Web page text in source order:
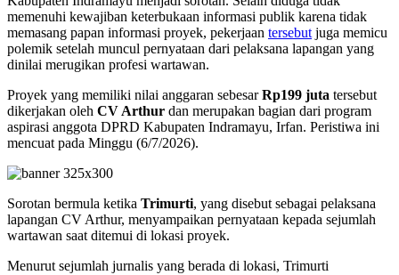
memenuhi kewajiban keterbukaan informasi publik karena tidak
memasang papan informasi proyek, pekerjaan tersebutjuga memicu
polemik setelah muncul pernyataan dari pelaksana lapangan yang
dinilai merugikan profesi wartawan.
Proyek yang memiliki nilai anggaran sebesarRp199 juta tersebut
dikerjakan oleh CV Arthur dan merupakan bagian dari program
aspirasi anggota DPRD Kabupaten Indramayu, Irfan. Peristiwa ini
mencuat pada Minggu (6/7/2026).
Sorotan bermula ketika Trimurti, yang disebut sebagai pelaksana
lapangan CV Arthur, menyampaikan pernyataan kepada sejumlah
wartawan saat ditemui di lokasi proyek.
Menurut sejumlah jurnalis yang berada di lokasi, Trimurti